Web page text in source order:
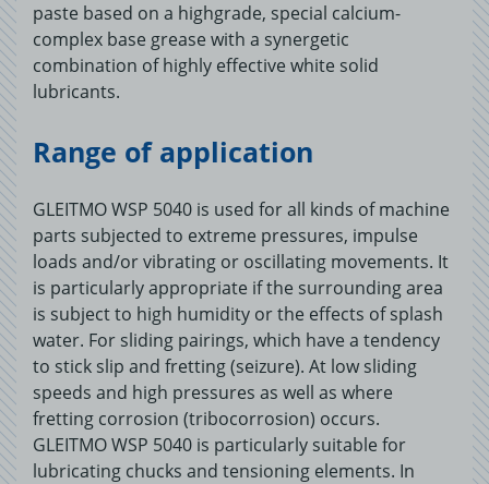
paste based on a highgrade, special calcium-
complex base grease with a synergetic
combination of highly effective white solid
lubricants.
Range of application
GLEITMO WSP 5040 is used for all kinds of machine
parts subjected to extreme pressures, impulse
loads and/or vibrating or oscillating movements. It
is particularly appropriate if the surrounding area
is subject to high humidity or the effects of splash
water. For sliding pairings, which have a tendency
to stick slip and fretting (seizure). At low sliding
speeds and high pressures as well as where
fretting corrosion (tribocorrosion) occurs.
GLEITMO WSP 5040 is particularly suitable for
lubricating chucks and tensioning elements. In